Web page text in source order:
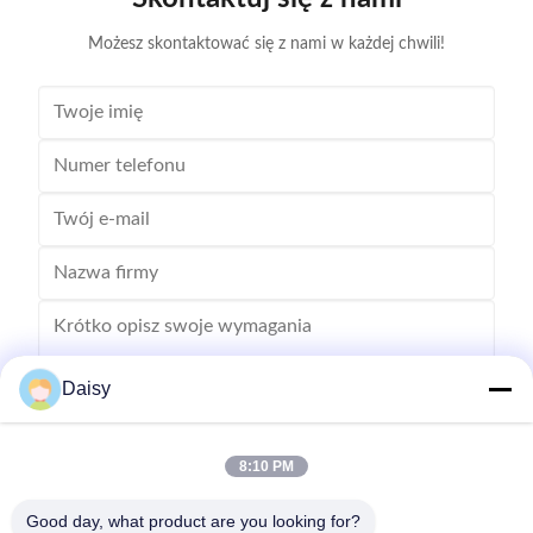
Możesz skontaktować się z nami w każdej chwili!
Wysłać
Daisy
8:10 PM
Good day, what product are you looking for?